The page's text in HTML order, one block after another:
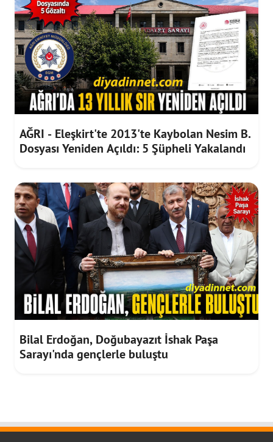
AĞRI - Eleşkirt'te 2013'te Kaybolan Nesim B.
Dosyası Yeniden Açıldı: 5 Şüpheli Yakalandı
Bilal Erdoğan, Doğubayazıt İshak Paşa
Sarayı'nda gençlerle buluştu